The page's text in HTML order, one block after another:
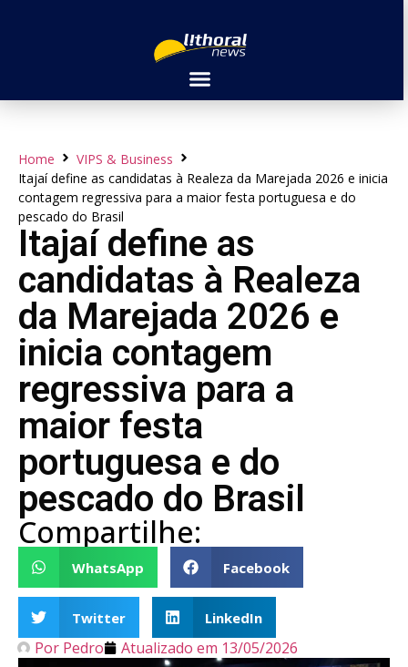
Home
VIPS & Business
Itajaí define as candidatas à Realeza da Marejada 2026 e inicia
contagem regressiva para a maior festa portuguesa e do
pescado do Brasil
Itajaí define as
candidatas à Realeza
da Marejada 2026 e
inicia contagem
regressiva para a
maior festa
portuguesa e do
pescado do Brasil
Compartilhe:
WhatsApp Facebook
Twitter LinkedIn
Por Pedro Atualizado em 13/05/2026